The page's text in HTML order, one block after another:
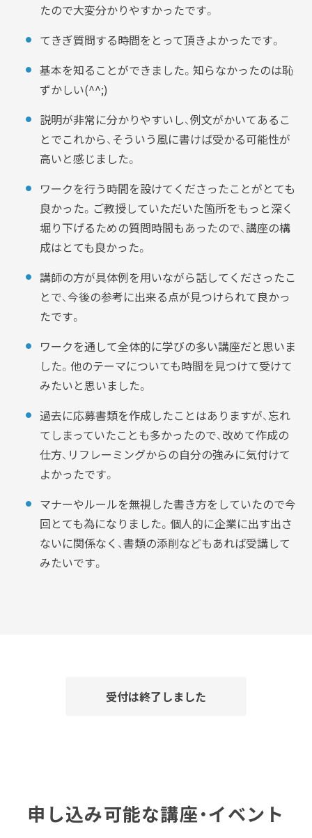
たので大変分かりやすかったです。
てきぎ質問する時間をとって頂きよかったです。
基本を知ることができました。知らなかったのは恥
ずかしい(^^;)
説明が非常に分かりやすいし、例文がかいてあるこ
とでこれから、そういう風に書けば受かる可能性が
高いと感じました。
ワークを行う時間を設けてくださったことがとても
良かった。ご教授していただいた箇所をもっと深く
堀り下げるための質問時間もあったので、講座の構
成はとても良かった。
講師の方が具体例を用いながら話してくださったこ
とで、今後の参考に出来る点が見つけられて良かっ
たです。
ワークを通して全体的に学びの多い講座だと思いま
した。他のテーマについても時間を見つけて受けて
みたいと思いました。
過去に応募書類を作成したことはありますが、忘れ
てしまっていたことも多かったので、改めて作成の
仕方、リフレーミングからの自分の強みに気付けて
よかったです。
マナーやルールを無視した書き方をしていたので今
回とても為になりました。個人的に企業に出す出さ
ないに関係なく、書類の添削などもあれば受講して
みたいです。
受付は終了しました
申し込み可能な講座・イベント